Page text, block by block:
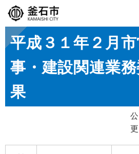
平成３１年２月
事・建設関連業
果